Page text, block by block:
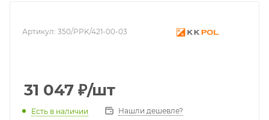
Артикул: 350/PPK/421-00-03
31 047 ₽/шт
Есть в наличии Нашли дешевле?